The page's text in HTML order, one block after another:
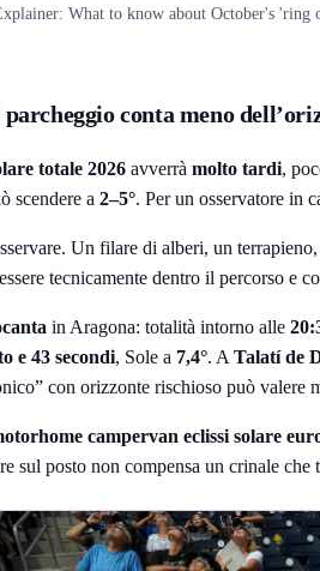
What to know about October's 'ring
conta meno
totale 2026 avverrà molto tardi,
scendere a 2–5°. Per un osservatore in
Un filare di alberi, un
tecnicamente dentro il percorso e
in Aragona: totalità intorno alle
e 43 secondi, Sole a 7,4°. A Talatí de
con orizzonte rischioso può valere
campervan eclissi solare
sul posto non compensa un crinale